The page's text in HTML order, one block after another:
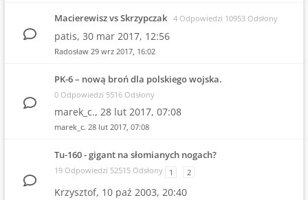
Macierewisz vs Skrzypczak 4 Odpowiedzi 10953 Odsłony
patis, 30 mar 2017, 12:56
Radosław 29 wrz 2017, 16:02
PK-6 – nową broń dla polskiego wojska.
0 Odpowiedzi 5516 Odsłony
marek_c., 28 lut 2017, 07:08
marek_c. 28 lut 2017, 07:08
Tu-160 - gigant na słomianych nogach?
19 Odpowiedzi 52515 Odsłony 1 2
Krzysztof, 10 paź 2003, 20:40